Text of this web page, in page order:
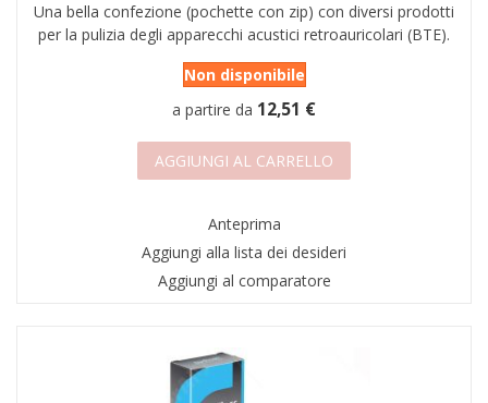
Una bella confezione (pochette con zip) con diversi prodotti
per la pulizia degli apparecchi acustici retroauricolari (BTE).
Non disponibile
a partire da 12,51 €
AGGIUNGI AL CARRELLO
Anteprima
Aggiungi alla lista dei desideri
Aggiungi al comparatore